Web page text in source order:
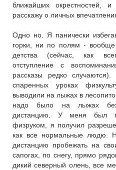
ближайших окрестностей,
расскажу о личных
Одно но. Я панически
горки, ни по полям -
детства (сейчас, как
отступление с
рассказы редко
спаренных уроках
выводили на лыжах в
надо было на лыжах
дистанцию. У меня был
физруком, я получил
как все нормальные людю.
дистанцию пробежать на
сапогах, по снегу, прямо
дикий северный олень, все